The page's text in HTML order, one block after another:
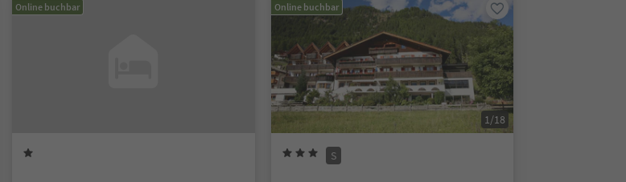
Online buchbar Online buchbar
1/18
S